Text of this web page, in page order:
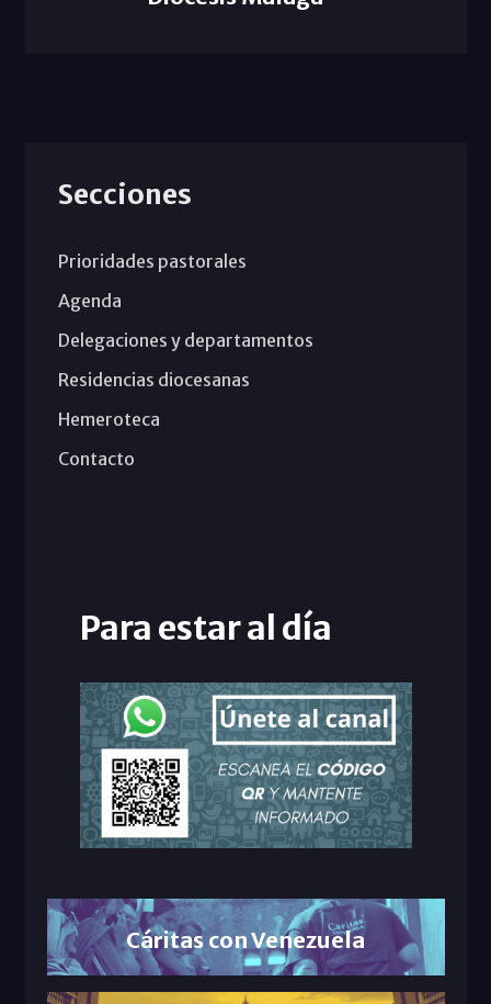
Secciones
Prioridades pastorales
Agenda
Delegaciones y departamentos
Residencias diocesanas
Hemeroteca
Contacto
Para estar al día
Cáritas con Venezuela